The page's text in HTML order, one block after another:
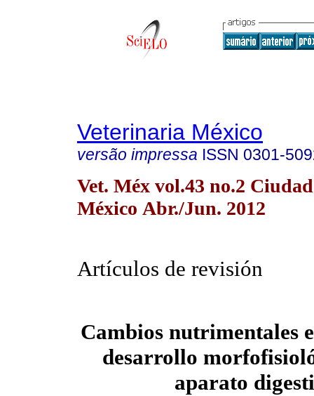
Veterinaria México
versão impressa ISSN 0301-
Vet. Méx vol.43 no.2
México Abr./Jun. 2012
Artículos de revisión
Cambios nutrimentales
desarrollo
aparato